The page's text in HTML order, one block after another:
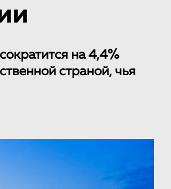
на 4,4%
страной, чья